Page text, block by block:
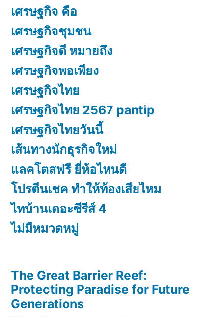
เศรษฐกิจ คือ
เศรษฐกิจชุมชน
เศรษฐกิจดี หมายถึง
เศรษฐกิจพอเพียง
เศรษฐกิจไทย
เศรษฐกิจไทย 2567 pantip
เศรษฐกิจไทยวันนี้
เส้นทางนักธุรกิจใหม่
แลคโตสฟรี ยี่ห้อไหนดี
โปรตีนเชค ทำให้ท้องเสียไหม
ไทบ้านเดอะซีรีส์ 4
ไม่มีหมวดหมู่
The Great Barrier Reef:
Protecting Paradise for Future
Generations